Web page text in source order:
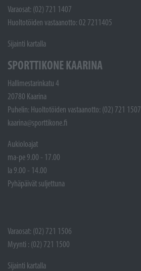
Varaosat: (02) 721 1407
Huoltotöiden vastaanotto: 02 7211405
Sijainti kartalla
SPORTTIKONE KAARINA
Hallimestarinkatu 4
20780 Kaarina
Puhelin: Huoltotöiden vastaanotto: (02) 721 1507
kaarina@sporttikone.fi
Aukioloajat
ma-pe 9.00 - 17.00
la 9.00 - 14.00
Pyhäpäivät suljettuna
Varaosat: (02) 721 1506
Myynti : (02) 721 1500
Sijainti kartalla